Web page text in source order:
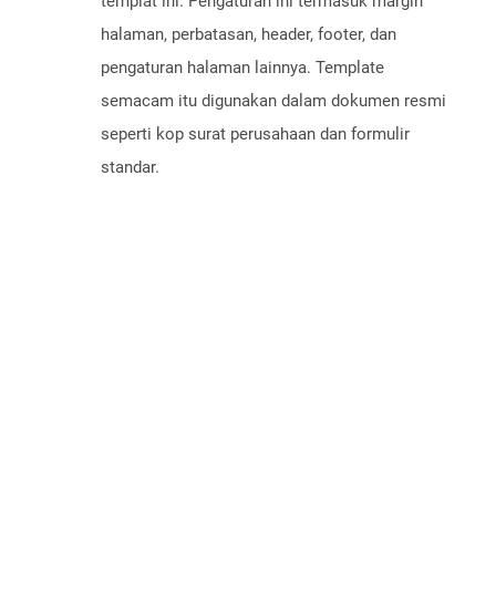
halaman, perbatasan, header, footer, dan
pengaturan halaman lainnya. Template
semacam itu digunakan dalam dokumen resmi
seperti kop surat perusahaan dan formulir
standar.